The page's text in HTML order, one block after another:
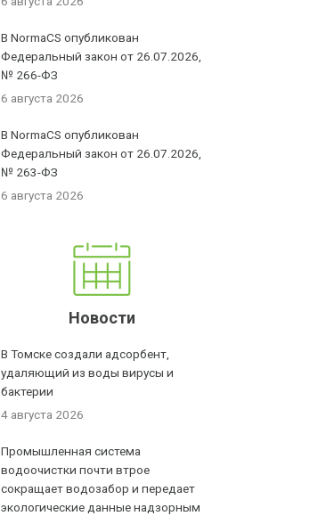
В NormaCS опубликован
Федеральный закон от 26.07.2026,
№ 266-ФЗ
6 августа 2026
В NormaCS опубликован
Федеральный закон от 26.07.2026,
№ 263-ФЗ
6 августа 2026
Новости
В Томске создали адсорбент,
удаляющий из воды вирусы и
бактерии
4 августа 2026
Промышленная система
водоочистки почти втрое
сокращает водозабор и передает
экологические данные надзорным